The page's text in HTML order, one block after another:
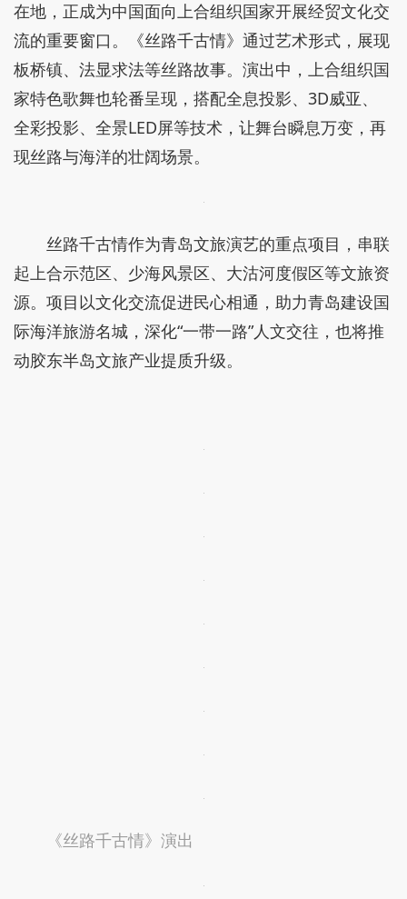
在地，正成为中国面向上合组织国家开展经贸文化交
流的重要窗口。《丝路千古情》通过艺术形式，展现
板桥镇、法显求法等丝路故事。演出中，上合组织国
家特色歌舞也轮番呈现，搭配全息投影、3D威亚、
全彩投影、全景LED屏等技术，让舞台瞬息万变，再
现丝路与海洋的壮阔场景。
丝路千古情作为青岛文旅演艺的重点项目，串联
起上合示范区、少海风景区、大沽河度假区等文旅资
源。项目以文化交流促进民心相通，助力青岛建设国
际海洋旅游名城，深化“一带一路”人文交往，也将推
动胶东半岛文旅产业提质升级。
《丝路千古情》演出